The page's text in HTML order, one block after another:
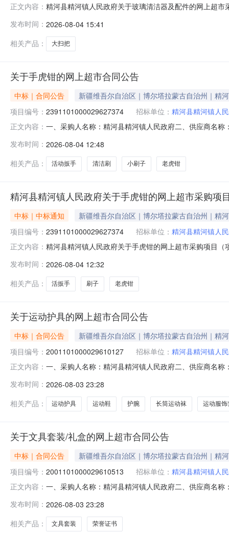
正文内容： 精河县精河镇人民政府关于玻璃清洁器及配件的网上超
（元）:项目所在行政区划编码:652722项目所在行政区
发布时间： 2026-08-04 15:41
相关产品：
大扫把
关于手虎钳的网上超市合同公告
中标｜合同公告
新疆维吾尔自治区｜博尔塔拉蒙古自治州｜精
项目编号： 2391101000029627374 招标单位： 精河县精河镇人
正文内容： 一、采购人名称：精河县精河镇人民政府二、供应商名
钳万用拔线钳子尖嘴钳德力西老虎钳个1.0030302世达
发布时间： 2026-08-04 12:48
相关产品：
活动扳手 清洁刷 小刷子 老虎钳
精河县精河镇人民政府关于手虎钳的网上超市采购项
中标｜中标通知
新疆维吾尔自治区｜博尔塔拉蒙古自治州｜精
项目编号： 2391101000029627374 招标单位： 精河县精河镇人
正文内容： 精河县精河镇人民政府关于手虎钳的网上超市采购项目
码:652722项目所在行政区划名称:新疆维吾尔自治区博
发布时间： 2026-08-04 12:32
相关产品：
活扳手 刷子 老虎钳
关于运动护具的网上超市合同公告
中标｜合同公告
新疆维吾尔自治区｜博尔塔拉蒙古自治州｜精
项目编号： 2001101000029610127 招标单位： 精河县精河镇人
正文内容： 一、采购人名称：精河县精河镇人民政府二、供应商名
膝板卡尔美/KELME8101HJ5001副8.00352802长筒运动
发布时间： 2026-08-03 23:28
相关产品：
运动护具 运动鞋 护腕 长筒运动袜 运动服饰
关于文具套装/礼盒的网上超市合同公告
中标｜合同公告
新疆维吾尔自治区｜博尔塔拉蒙古自治州｜精
项目编号： 2001101000029610513 招标单位： 精河县精河镇人
正文内容： 一、采购人名称：精河县精河镇人民政府二、供应商名
装/礼盒套装/文具礼盒/文具大礼包迪士尼/
发布时间： 2026-08-03 23:28
相关产品：
文具套装 荣誉证书